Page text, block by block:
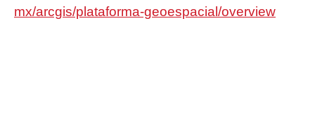
mx/arcgis/plataforma-geoespacial/overview